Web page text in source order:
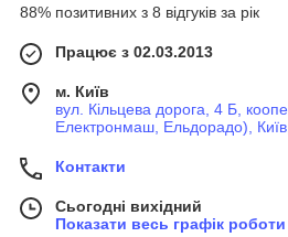
88% позитивних з 8 відгуків за рік
Працює з 02.03.2013
м. Київ
вул. Кільцева дорога, 4 Б,
Електронмаш, Ельдорадо),
Контакти
Сьогодні вихідний
Показати весь графік роботи